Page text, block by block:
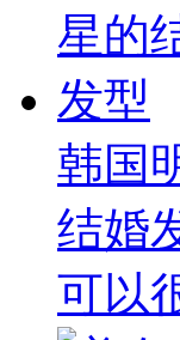
韩国
结婚
可以